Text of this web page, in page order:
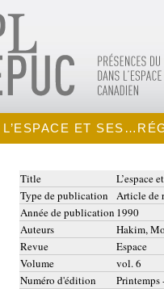
L’ESPACE ET
Title
L’espace
Type de publication
Article de
Année de publication 1990
Auteurs
Hakim,
Revue
Espace
Volume
vol. 6
Numéro d'édition
Printemps